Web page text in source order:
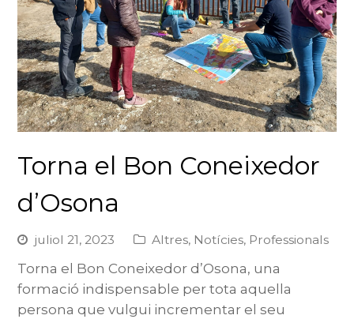
Torna el Bon Coneixedor
d’Osona
juliol 21, 2023 Altres, Notícies, Professionals
Torna el Bon Coneixedor d’Osona, una
formació indispensable per tota aquella
persona que vulgui incrementar el seu